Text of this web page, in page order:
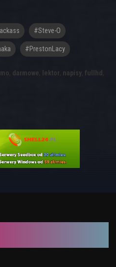
#Steve-O
#PrestonLacy
, darmowe, lektor, napisy, fullhd ,